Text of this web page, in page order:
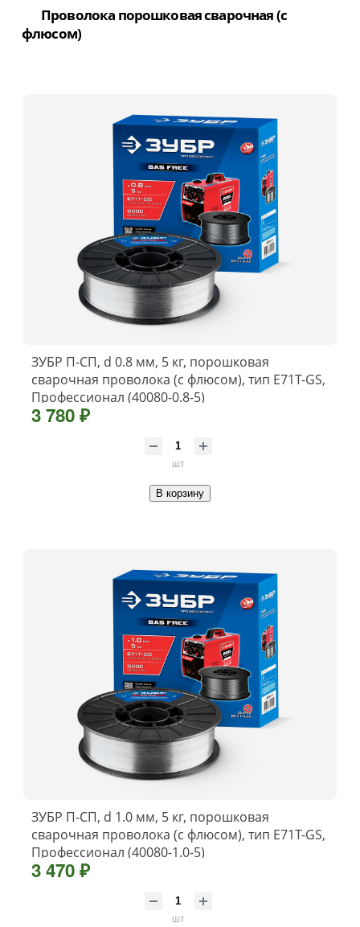
Проволока порошковая сварочная (с
флюсом)
ЗУБР П-СП, d 0.8 мм, 5 кг, порошковая
сварочная проволока (с флюсом), тип E71T-GS,
Профессионал (40080-0.8-5)
3 780 ₽
шт
В корзину
ЗУБР П-СП, d 1.0 мм, 5 кг, порошковая
сварочная проволока (с флюсом), тип E71T-GS,
Профессионал (40080-1.0-5)
3 470 ₽
шт